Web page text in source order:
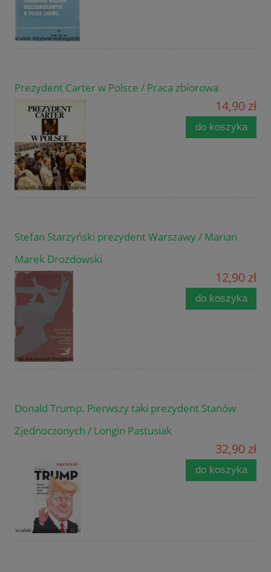
Prezydent Carter w Polsce / Praca zbiorowa
14,90 zł
do koszyka
Stefan Starzyński prezydent Warszawy / Marian
Marek Drozdowski
12,90 zł
do koszyka
Donald Trump. Pierwszy taki prezydent Stanów
Zjednoczonych / Longin Pastusiak
32,90 zł
do koszyka